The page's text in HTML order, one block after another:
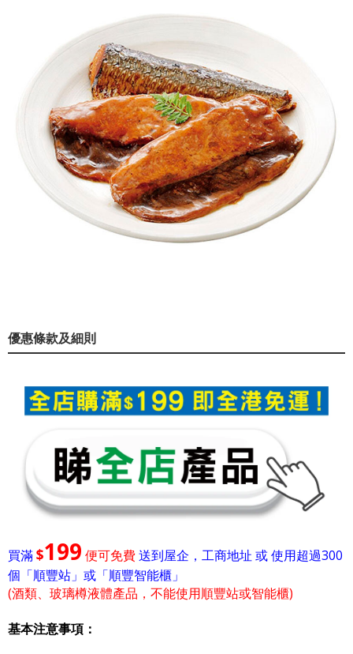
優惠條款及細則
買滿$199 便可免費送到屋企，工商地址 或 使用超過300
個「順豐站」或「順豐智能櫃」
(酒類、玻璃樽液體產品，不能使用順豐站或智能櫃)
基本注意事項：